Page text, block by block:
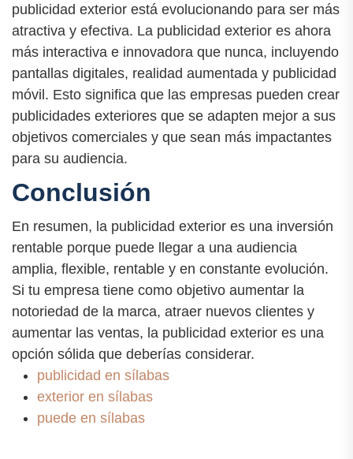
publicidad exterior está evolucionando para ser más
atractiva y efectiva. La publicidad exterior es ahora
más interactiva e innovadora que nunca, incluyendo
pantallas digitales, realidad aumentada y publicidad
móvil. Esto significa que las empresas pueden crear
publicidades exteriores que se adapten mejor a sus
objetivos comerciales y que sean más impactantes
para su audiencia.
Conclusión
En resumen, la publicidad exterior es una inversión
rentable porque puede llegar a una audiencia
amplia, flexible, rentable y en constante evolución.
Si tu empresa tiene como objetivo aumentar la
notoriedad de la marca, atraer nuevos clientes y
aumentar las ventas, la publicidad exterior es una
opción sólida que deberías considerar.
publicidad en sílabas
exterior en sílabas
puede en sílabas